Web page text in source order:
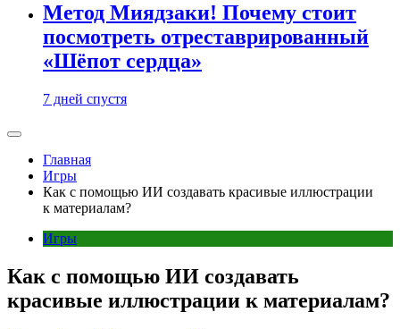
Метод Миядзаки! Почему стоит
посмотреть отреставрированный
«Шёпот сердца»
7 дней спустя
Главная
Игры
Как с помощью ИИ создавать красивые иллюстрации
к материалам?
Игры
Как с помощью ИИ создавать
красивые иллюстрации к материалам?